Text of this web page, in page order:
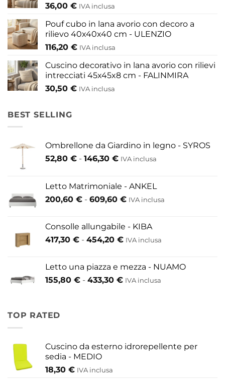
36,00 € IVA inclusa
Pouf cubo in lana avorio con decoro a
rilievo 40x40x40 cm - ULENZIO
116,20 € IVA inclusa
Cuscino decorativo in lana avorio con rilievi
intrecciati 45x45x8 cm - FALINMIRA
30,50 € IVA inclusa
BEST SELLING
Ombrellone da Giardino in legno - SYROS
52,80 € - 146,30 €Fascia
da
52,80 €
146,30 €
IVA inclusa
Letto Matrimoniale - ANKEL
200,60 € - 609,60 €Fascia
da
200,60 €
609,60 €
IVA inclusa
Consolle allungabile - KIBA
417,30 € - 454,20 €Fascia
da
417,30 €
IVA inclusa
Letto una piazza e mezza - NUAMO
155,80 € - 433,30 €Fascia
433,30 €
IVA inclusa
TOP RATED
Cuscino da esterno idrorepellente per
sedia - MEDIO
18,30 € IVA inclusa